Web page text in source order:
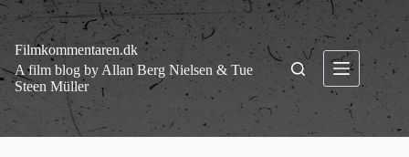
Fortsæt
indhold
Filmkommentaren.dk
A film blog by Allan Berg Nielsen & Tue
Steen Müller